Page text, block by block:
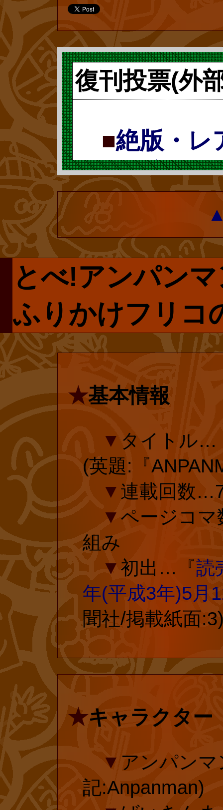
て復刊したのは
じめとする関係
作を“マニアの
け、全く興味を
めの作品など
ずです。
『十二の真珠
『星の絵』とい
ください。前述
やなせ先生は、
に描いた作品を
集長を勤めてい
ン』でも、知的
ない詩を否定す
されています。
ン・ミニ・ブッ
ショップでしか
だと聞いた時は
ちになったので
小さなお子様
原作を読ませて
の子には理解
声を聞きますが
せん。子供は、
れた哀れな大人
のを受け入れる
身も、小さい時
などで昔の『ゴ
リしましたが、
いう訳ではあり
復刊投票(外
■絶版・レ
票で復刻 復
復刊ドットコ
プページです。
で手に入らない
リクエストし
は再販売される
にはユーザー登
なのでご安心く
■『とべ!
前&未収録)(
作)、たまき
投票ページ
さまの投票
コム
復刊ドットコ
れている『とべ
話単行本化にご
amazon.com.jp
▲
とべ!アンパン
ふりかけフリコ
★基本情報
▼タイトル…
(英題:『
▼連載回数
▼ページコ
組み
▼初出…『読
年(平成3年)5月
聞社/掲載紙面
★キャラクター
▼アンパンマ
記:Anpanman)